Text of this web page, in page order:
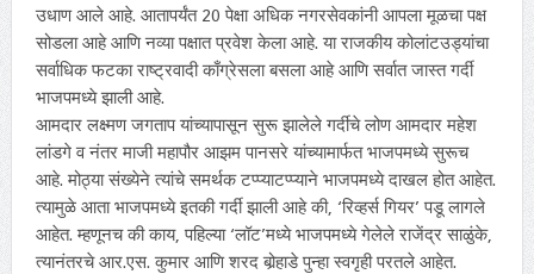
उधाण आले आहे. आतापर्यंत 20 पेक्षा अधिक नगरसेवकांनी आपला मूळचा पक्ष
सोडला आहे आणि नव्या पक्षात प्रवेश केला आहे. या राजकीय कोलांटउड्यांचा
सर्वाधिक फटका राष्ट्रवादी काँग्रेसला बसला आहे आणि सर्वात जास्त गर्दी
भाजपमध्ये झाली आहे.
आमदार लक्ष्मण जगताप यांच्यापासून सुरू झालेले गर्दीचे लोण आमदार महेश
लांडगे व नंतर माजी महापौर आझम पानसरे यांच्यामार्फत भाजपमध्ये सुरूच
आहे. मोठ्या संख्येने त्यांचे समर्थक टप्प्याटप्प्याने भाजपमध्ये दाखल होत आहेत.
त्यामुळे आता भाजपमध्ये इतकी गर्दी झाली आहे की, ‘रिव्हर्स गियर’ पडू लागले
आहेत. म्हणूनच की काय, पहिल्या ‘लॉट’मध्ये भाजपमध्ये गेलेले राजेंद्र साळुंके,
त्यानंतरचे आर.एस. कुमार आणि शरद बोर्‍हाडे पुन्हा स्वगृही परतले आहेत.